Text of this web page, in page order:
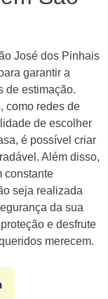
José dos Pinhais
garantir a
de estimação.
como redes de
de escolher
é possível criar
Além disso,
constante
seja realizada
da sua
e desfrute
merecem.